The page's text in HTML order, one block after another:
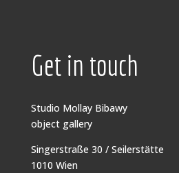
Get in touch
Studio Mollay Bibawy
object gallery
Singerstraße 30 / Seilerstätte
1010 Wien